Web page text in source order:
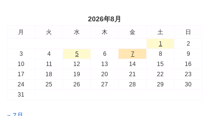
2026年8月
月 火 水 木 金 土
日
1
2
3
4 5 6 7 8
9
10
11 12 13 14 15
16
17
18 19 20 21 22
23
24
25 26 27 28 29
30
31